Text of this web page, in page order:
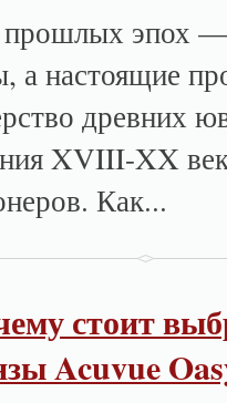
эпох —
а настоящие
древних
XVIII-XX
Как...
стоит
Acuvue